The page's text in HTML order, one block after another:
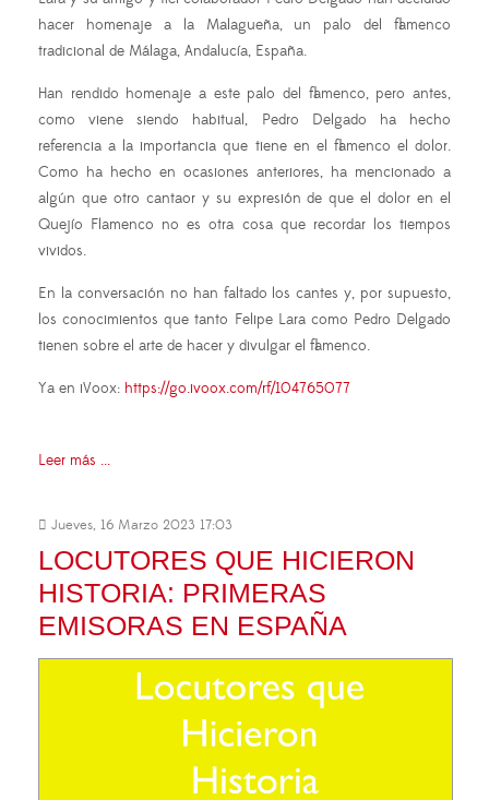
hacer homenaje a la Malagueña, un palo del flamenco
tradicional de Málaga, Andalucía, España.
Han rendido homenaje a este palo del flamenco, pero antes,
como viene siendo habitual, Pedro Delgado ha hecho
referencia a la importancia que tiene en el flamenco el dolor.
Como ha hecho en ocasiones anteriores, ha mencionado a
algún que otro cantaor y su expresión de que el dolor en el
Quejío Flamenco no es otra cosa que recordar los tiempos
vividos.
En la conversación no han faltado los cantes y, por supuesto,
los conocimientos que tanto Felipe Lara como Pedro Delgado
tienen sobre el arte de hacer y divulgar el flamenco.
Ya en iVoox: https://go.ivoox.com/rf/104765077
Leer más ...
Jueves, 16 Marzo 2023 17:03
LOCUTORES QUE HICIERON
HISTORIA: PRIMERAS
EMISORAS EN ESPAÑA